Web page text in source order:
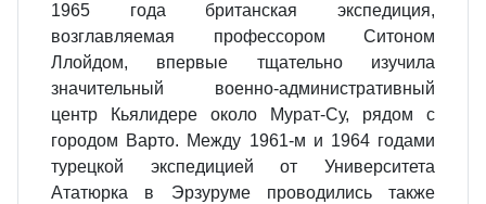
1965 года британская экспедиция,
возглавляемая профессором Ситоном
Ллойдом, впервые тщательно изучила
значительный военно-административный
центр Кьялидере около Мурат-Су, рядом с
городом Варто. Между 1961-м и 1964 годами
турецкой экспедицией от Университета
Ататюрка в Эрзуруме проводились также